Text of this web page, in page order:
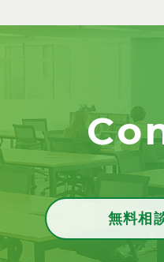
無料相